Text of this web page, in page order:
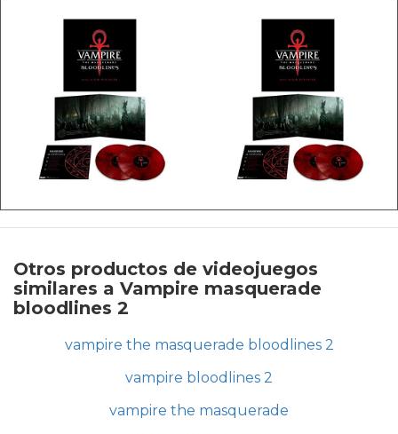
Otros productos de videojuegos
similares a Vampire masquerade
bloodlines 2
vampire the masquerade bloodlines 2
vampire bloodlines 2
vampire the masquerade